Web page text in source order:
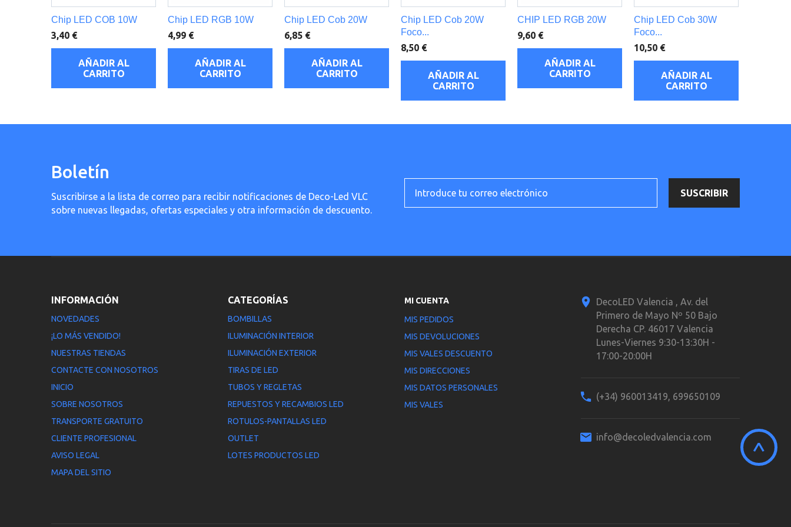
Chip LED COB 10W
3,40 €
AÑADIR AL
CARRITO
Chip LED RGB 10W
4,99 €
AÑADIR AL
CARRITO
Chip LED Cob 20W
6,85 €
AÑADIR AL
CARRITO
Chip LED Cob 20W
Foco...
8,50 €
AÑADIR AL
CARRITO
CHIP LED RGB 20W
9,60 €
AÑADIR AL
CARRITO
Chip LED Cob 30W
Foco...
10,50 €
AÑADIR AL
CARRITO
Boletín
Suscribirse a la lista de correo para recibir notificaciones de Deco-Led VLC
sobre nuevas llegadas, ofertas especiales y otra información de descuento.
INFORMACIÓN
NOVEDADES
¡LO MÁS VENDIDO!
NUESTRAS TIENDAS
CONTACTE CON NOSOTROS
INICIO
SOBRE NOSOTROS
TRANSPORTE GRATUITO
CLIENTE PROFESIONAL
AVISO LEGAL
MAPA DEL SITIO
CATEGORÍAS
BOMBILLAS
ILUMINACIÓN INTERIOR
ILUMINACIÓN EXTERIOR
TIRAS DE LED
TUBOS Y REGLETAS
REPUESTOS Y RECAMBIOS LED
ROTULOS-PANTALLAS LED
OUTLET
LOTES PRODUCTOS LED
MI CUENTA
MIS PEDIDOS
MIS DEVOLUCIONES
MIS VALES DESCUENTO
MIS DIRECCIONES
MIS DATOS PERSONALES
MIS VALES
DecoLED Valencia , Av. del
Primero de Mayo Nº 50 Bajo
Derecha CP. 46017 Valencia
Lunes-Viernes 9:30-13:30H -
17:00-20:00H
(+34) 960013419, 699650109
info@decoledvalencia.com ^